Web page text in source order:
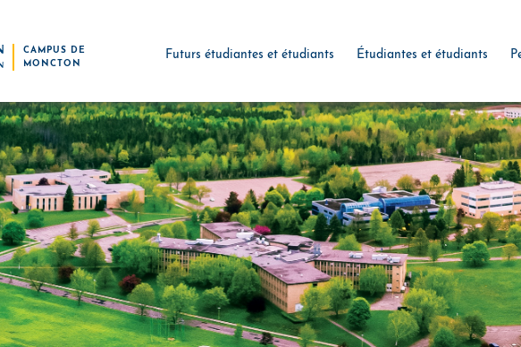
CAMPUS DE
MONCTON
Futurs étudiantes et étudiants Étudiantes et étudiants